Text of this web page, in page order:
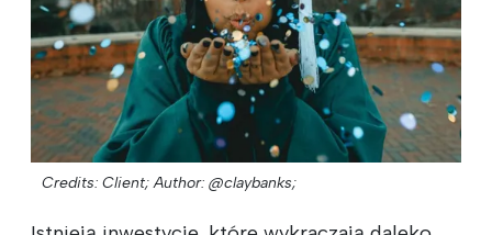
Credits: Client; Author: @claybanks;